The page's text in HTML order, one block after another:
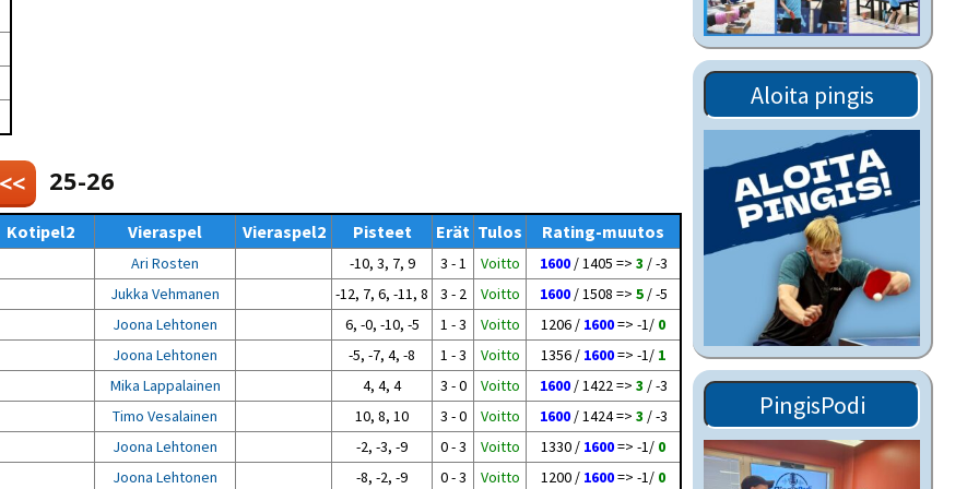
Maahanmuuttajien
kotouttaminen ja
sukupuolten tasa-arvo
pöytätenniksessä
kattavan osallisuuden
kautta
25-26
Kotipel2 Vieraspel Vieraspel2 Pisteet Erät Tulos Rating-muutos
Ari Rosten -10, 3, 7, 9 3 - 1 Voitto 1600/ 1405 => 3 / -3
Jukka Vehmanen -12, 7, 6, -11, 8 3 - 2 Voitto 1600/ 1508 => 5/ -5
Joona Lehtonen 6, -0, -10, -5 1 - 3 Voitto 1206 / 1600=> -1/ 0
Joona Lehtonen -5, -7, 4, -8 1 - 3 Voitto 1356 / 1600=> -1/ 1
Mika Lappalainen 4, 4, 4 3 - 0 Voitto 1600/ 1422 => 3 / -3
Timo Vesalainen 10, 8, 10 3 - 0 Voitto 1600/ 1424 => 3 / -3
Joona Lehtonen -2, -3, -9 0 - 3 Voitto 1330 / 1600=> -1/ 0
Joona Lehtonen -8, -2, -9 0 - 3 Voitto 1200 / 1600=> -1/ 0
Aloita pingis
PingisPodi